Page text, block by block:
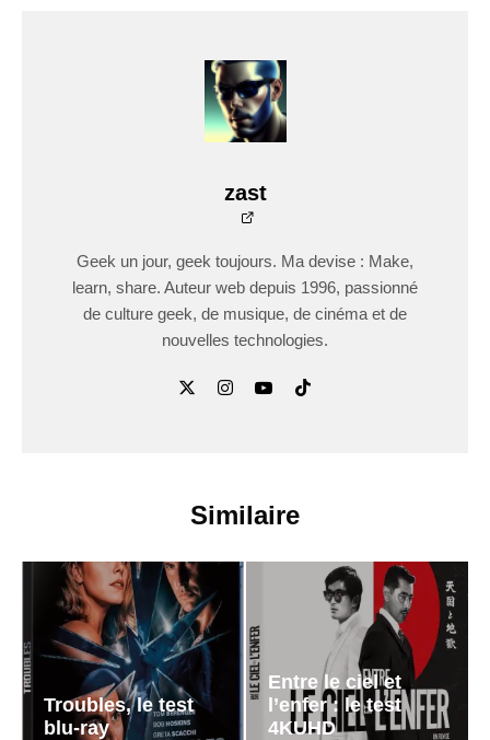
zast
Geek un jour, geek toujours. Ma devise : Make,
learn, share. Auteur web depuis 1996, passionné
de culture geek, de musique, de cinéma et de
nouvelles technologies.
Similaire
Troubles, le test
blu-ray
Entre le ciel et
l’enfer : le test
4KUHD